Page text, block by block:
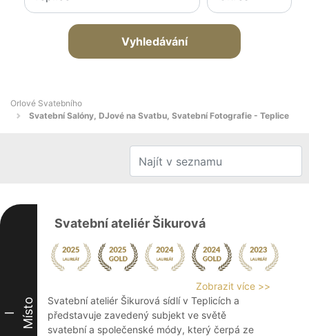
Vyhledávání
Orlové Svatebního
Svatební Salóny, DJové na Svatbu, Svatební Fotografie - Teplice
I Místo
Svatební ateliér Šikurová
Zobrazit více >>
Svatební ateliér Šikurová sídlí v Teplicích a
představuje zavedený subjekt ve světě
svatební a společenské módy, který čerpá ze